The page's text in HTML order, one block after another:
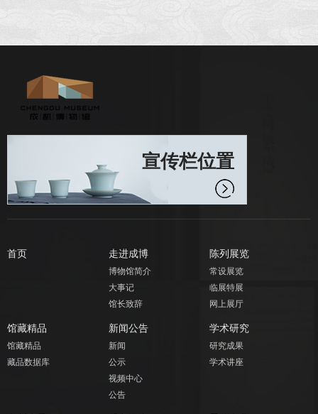
宣传栏位置
首页 走进成博
博物馆简介
大事记
馆长致辞
陈列展览
常设展览
临展特展
网上展厅
馆藏精品
馆藏精品
藏品数据库
新闻公告
新闻
公示
视频中心
公告
学术研究
研究成果
学术讲座